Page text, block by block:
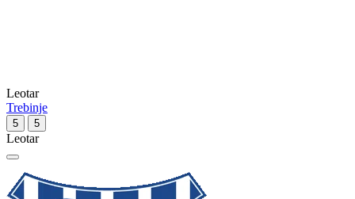
Leotar
Trebinje
5 5
Leotar